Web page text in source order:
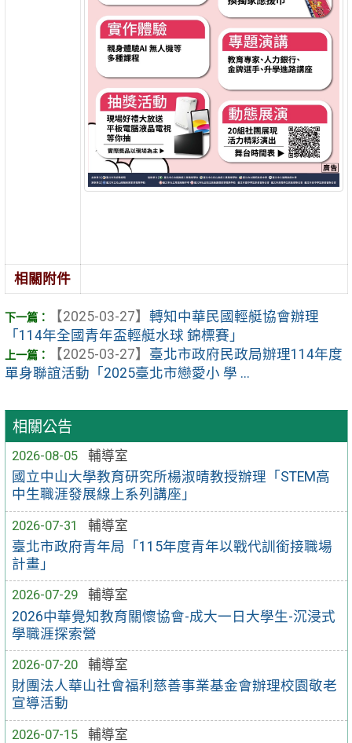
相關公告
2026-08-05
輔導室
國立中山大學教育研究所楊淑晴教授辦理「STEM高
中生職涯發展線上系列講座」
2026-07-31
輔導室
臺北市政府青年局「115年度青年以戰代訓銜接職場
計畫」
2026-07-29
輔導室
2026中華覺知教育關懷協會-成大一日大學生-沉浸式
學職涯探索營
2026-07-20
輔導室
財團法人華山社會福利慈善事業基金會辦理校園敬老
宣導活動
2026-07-15
輔導室
相關附件
【2025-03-27】 轉知中華民國輕艇協會辦理
「114年全國青年盃輕艇水球 錦標賽」
【2025-03-27】 臺北市政府民政局辦理114年度
單身聯誼活動「2025臺北市戀愛小 學 ...